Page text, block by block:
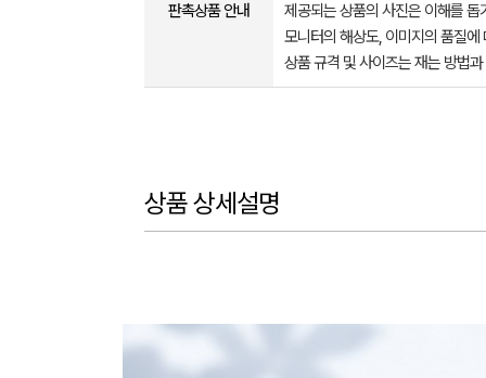
판촉상품 안내
제공되는 상품의 사진은 이해를
모니터의 해상도, 이미지의 품질
상품 규격 및 사이즈는 재는 방법
상품 상세설명